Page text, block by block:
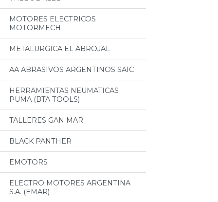
MOTORES ELECTRICOS
MOTORMECH
METALURGICA EL ABROJAL
AA ABRASIVOS ARGENTINOS SAIC
HERRAMIENTAS NEUMATICAS
PUMA (BTA TOOLS)
TALLERES GAN MAR
BLACK PANTHER
EMOTORS
ELECTRO MOTORES ARGENTINA
S.A. (EMAR)